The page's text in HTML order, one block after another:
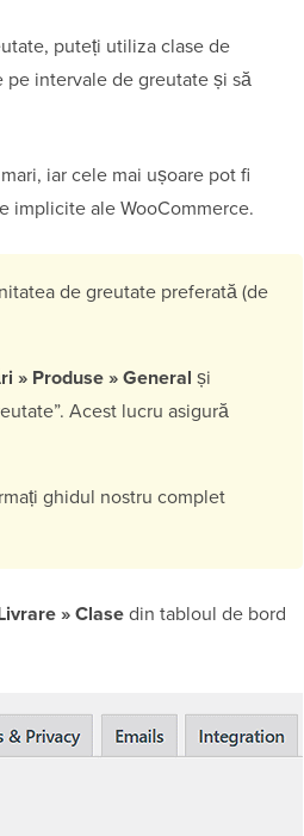
puteți utiliza clase de
intervale de greutate și să
iar cele mai ușoare pot fi
implicite ale WooCommerce.
de greutate preferată (de
» Produse » General și
Acest lucru asigură
ghidul nostru complet
» Clasedin tabloul de bord